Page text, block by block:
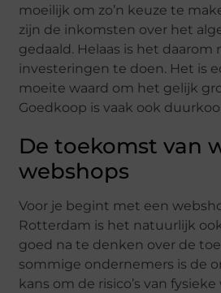
moeilijk om zo’n keuze te
zijn de inkomsten over het
gedaald. Helaas is het
investeringen te doen. Het is
moeite waard om het gelijk
Goedkoop is vaak ook
De toekomst van
webshops
Voor je begint met een
Rotterdam is het natuurlijk
goed na te denken over de
sommige ondernemers is de
kans om de risico’s van